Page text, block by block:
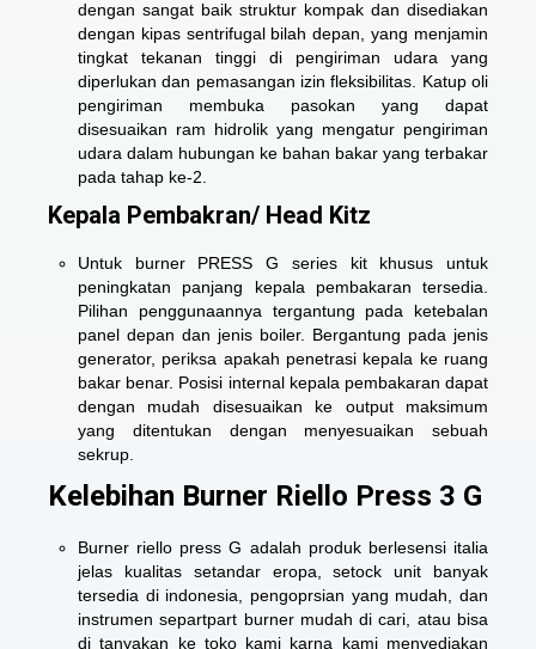
dengan sangat baik struktur kompak dan disediakan
dengan kipas sentrifugal bilah depan, yang menjamin
tingkat tekanan tinggi di pengiriman udara yang
diperlukan dan pemasangan izin fleksibilitas. Katup oli
pengiriman membuka pasokan yang dapat
disesuaikan ram hidrolik yang mengatur pengiriman
udara dalam hubungan ke bahan bakar yang terbakar
pada tahap ke-2.
Kepala Pembakran/ Head Kitz
Untuk burner PRESS G serieskit khusus untuk
peningkatan panjang kepala pembakaran tersedia.
Pilihan penggunaannya tergantung pada ketebalan
panel depan dan jenis boiler. Bergantung pada jenis
generator, periksa apakah penetrasi kepala ke ruang
bakar benar. Posisi internal kepala pembakaran dapat
dengan mudah disesuaikan ke output maksimum
yang ditentukan dengan menyesuaikan sebuah
sekrup.
Kelebihan Burner Riello Press 3 G
Burner riello press G adalah produk berlesensi italia
jelas kualitas setandar eropa, setock unit banyak
tersedia di indonesia, pengoprsian yang mudah, dan
instrumen separtpart burner mudah di cari, atau bisa
di tanyakan ke toko kami karna kami menyediakan